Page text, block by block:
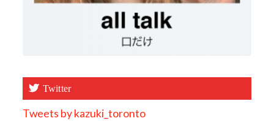
Twitter
Tweets by kazuki_toronto